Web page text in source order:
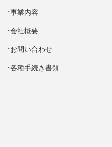
事業内容
会社概要
お問い合わせ
各種手続き書類